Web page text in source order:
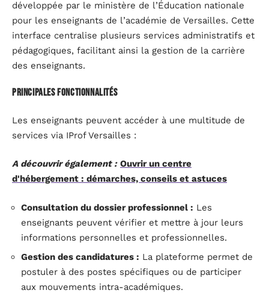
développée par le ministère de l’Éducation nationale
pour les enseignants de l’académie de Versailles. Cette
interface centralise plusieurs services administratifs et
pédagogiques, facilitant ainsi la gestion de la carrière
des enseignants.
Principales fonctionnalités
Les enseignants peuvent accéder à une multitude de
services via IProf Versailles :
A découvrir également : Ouvrir un centre
d'hébergement : démarches, conseils et astuces
Consultation du dossier professionnel : Les
enseignants peuvent vérifier et mettre à jour leurs
informations personnelles et professionnelles.
Gestion des candidatures : La plateforme permet de
postuler à des postes spécifiques ou de participer
aux mouvements intra-académiques.